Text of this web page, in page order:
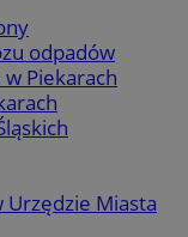
odpadów
Piekarach
Urzędzie Miasta